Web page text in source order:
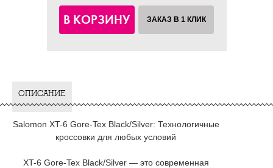
В КОРЗИНУ ЗАКАЗ В 1 КЛИК
ОПИСАНИЕ
Salomon XT-6 Gore-Tex Black/Silver: Технологичные
кроссовки для любых условий
XT-6 Gore-Tex Black/Silver — это современная